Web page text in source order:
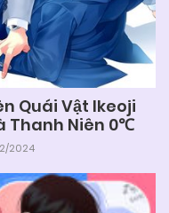
Quái Vật Ikeoji
Thanh Niên 0℃
2024